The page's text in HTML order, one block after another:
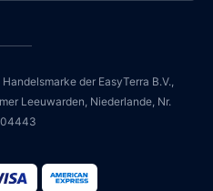
der EasyTerra B.V.,
Leeuwarden, Niederlande, Nr.